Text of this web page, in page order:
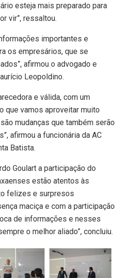
esteja mais preparado para
vir”, ressaltou.
importantes e
os empresários, que se
afirmou o advogado e
Leopoldino.
e válida, com um
que vamos aproveitar muito
mudanças que também serão
afirmou a funcionária da AC
Batista.
Goulart a participação do
estão atentos às
felizes e surpresos
maciça e com a participação
de informações e nesses
o melhor aliado”, concluiu.